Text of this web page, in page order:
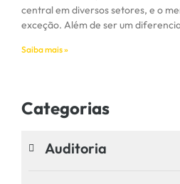
central em diversos setores, e o
exceção. Além de ser um
Saiba mais »
Categorias
Auditoria